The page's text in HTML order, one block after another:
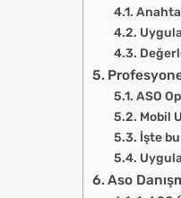
ASO
Mobil
İşte
Aso